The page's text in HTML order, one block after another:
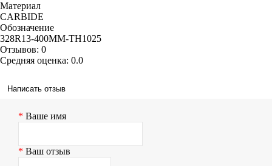
Материал
CARBIDE
Обозначение
328R13-400MM-TH1025
Отзывов: 0
Средняя оценка: 0.0
Написать отзыв
Ваше имя
Ваш отзыв